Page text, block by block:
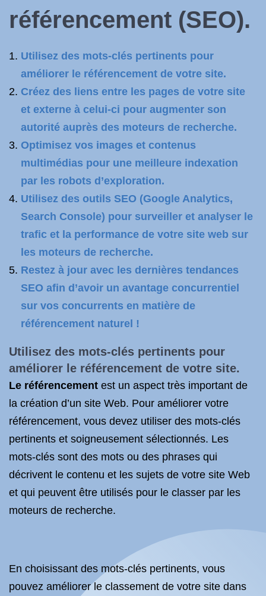
référencement (SEO).
Utilisez des mots-clés pertinents pour
améliorer le référencement de votre site.
Créez des liens entre les pages de votre site
et externe à celui-ci pour augmenter son
autorité auprès des moteurs de recherche.
Optimisez vos images et contenus
multimédias pour une meilleure indexation
par les robots d’exploration.
Utilisez des outils SEO (Google Analytics,
Search Console) pour surveiller et analyser le
trafic et la performance de votre site web sur
les moteurs de recherche.
Restez à jour avec les dernières tendances
SEO afin d’avoir un avantage concurrentiel
sur vos concurrents en matière de
référencement naturel !
Utilisez des mots-clés pertinents pour
améliorer le référencement de votre site.
Le référencement est un aspect très important de
la création d’un site Web. Pour améliorer votre
référencement, vous devez utiliser des mots-clés
pertinents et soigneusement sélectionnés. Les
mots-clés sont des mots ou des phrases qui
décrivent le contenu et les sujets de votre site Web
et qui peuvent être utilisés pour le classer par les
moteurs de recherche.
En choisissant des mots-clés pertinents, vous
pouvez améliorer le classement de votre site dans